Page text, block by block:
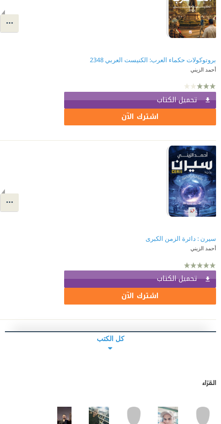
بروتوكولات حكماء العرب: الكنيست العربي 2348
أحمد الزيني
تحميل الكتاب
اشترك الآن
سيرن : دائرة الزمن الكبرى
أحمد الزيني
تحميل الكتاب
اشترك الآن
كل الكتب
القرّاء